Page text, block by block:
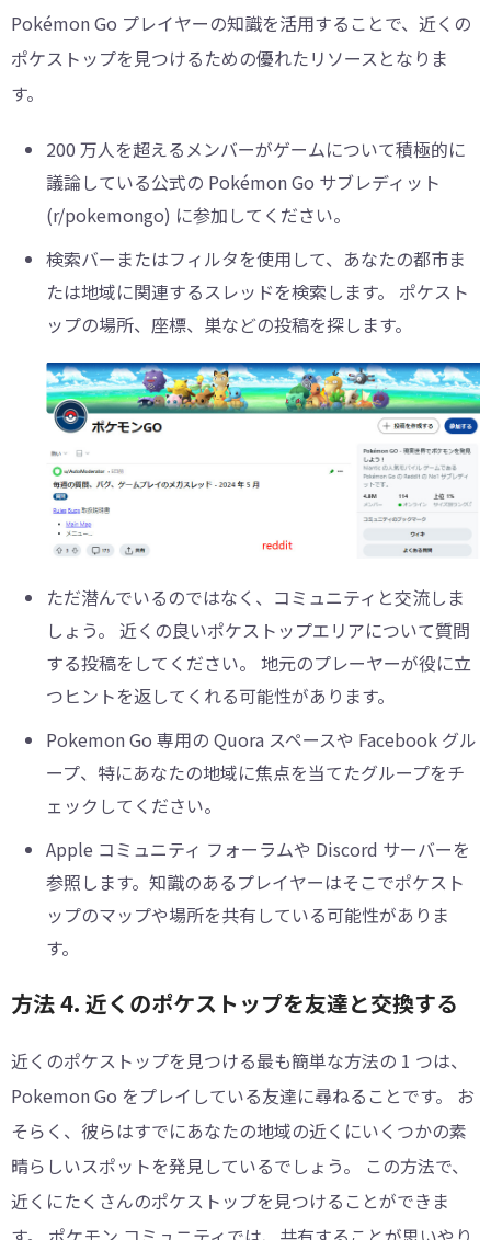
Pokémon Go プレイヤーの知識を活用することで、近くの
ポケストップを見つけるための優れたリソースとなりま
す。
200 万人を超えるメンバーがゲームについて積極的に
議論している公式の Pokémon Go サブレディット
(r/pokemongo) に参加してください。
検索バーまたはフィルタを使用して、あなたの都市ま
たは地域に関連するスレッドを検索します。 ポケスト
ップの場所、座標、巣などの投稿を探します。
ただ潜んでいるのではなく、コミュニティと交流しま
しょう。 近くの良いポケストップエリアについて質問
する投稿をしてください。 地元のプレーヤーが役に立
つヒントを返してくれる可能性があります。
Pokemon Go 専用の Quora スペースや Facebook グル
ープ、特にあなたの地域に焦点を当てたグループをチ
ェックしてください。
Apple コミュニティ フォーラムや Discord サーバーを
参照します。知識のあるプレイヤーはそこでポケスト
ップのマップや場所を共有している可能性がありま
す。
方法 4. 近くのポケストップを友達と交換する
近くのポケストップを見つける最も簡単な方法の 1 つは、
Pokemon Go をプレイしている友達に尋ねることです。 お
そらく、彼らはすでにあなたの地域の近くにいくつかの素
晴らしいスポットを発見しているでしょう。 この方法で、
近くにたくさんのポケストップを見つけることができま